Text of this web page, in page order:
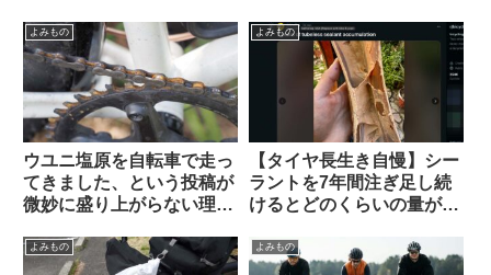
から）Felgenkiller
よみもの
ウユニ塩原を自転車で走っ
てきました、という投稿が
微妙に盛り上がらない理由
よみもの
【タイヤ長生き自慢】シー
ラントを7年間注ぎ足し続
けるとどのくらいの量が溜
ら）
よみもの よみもの